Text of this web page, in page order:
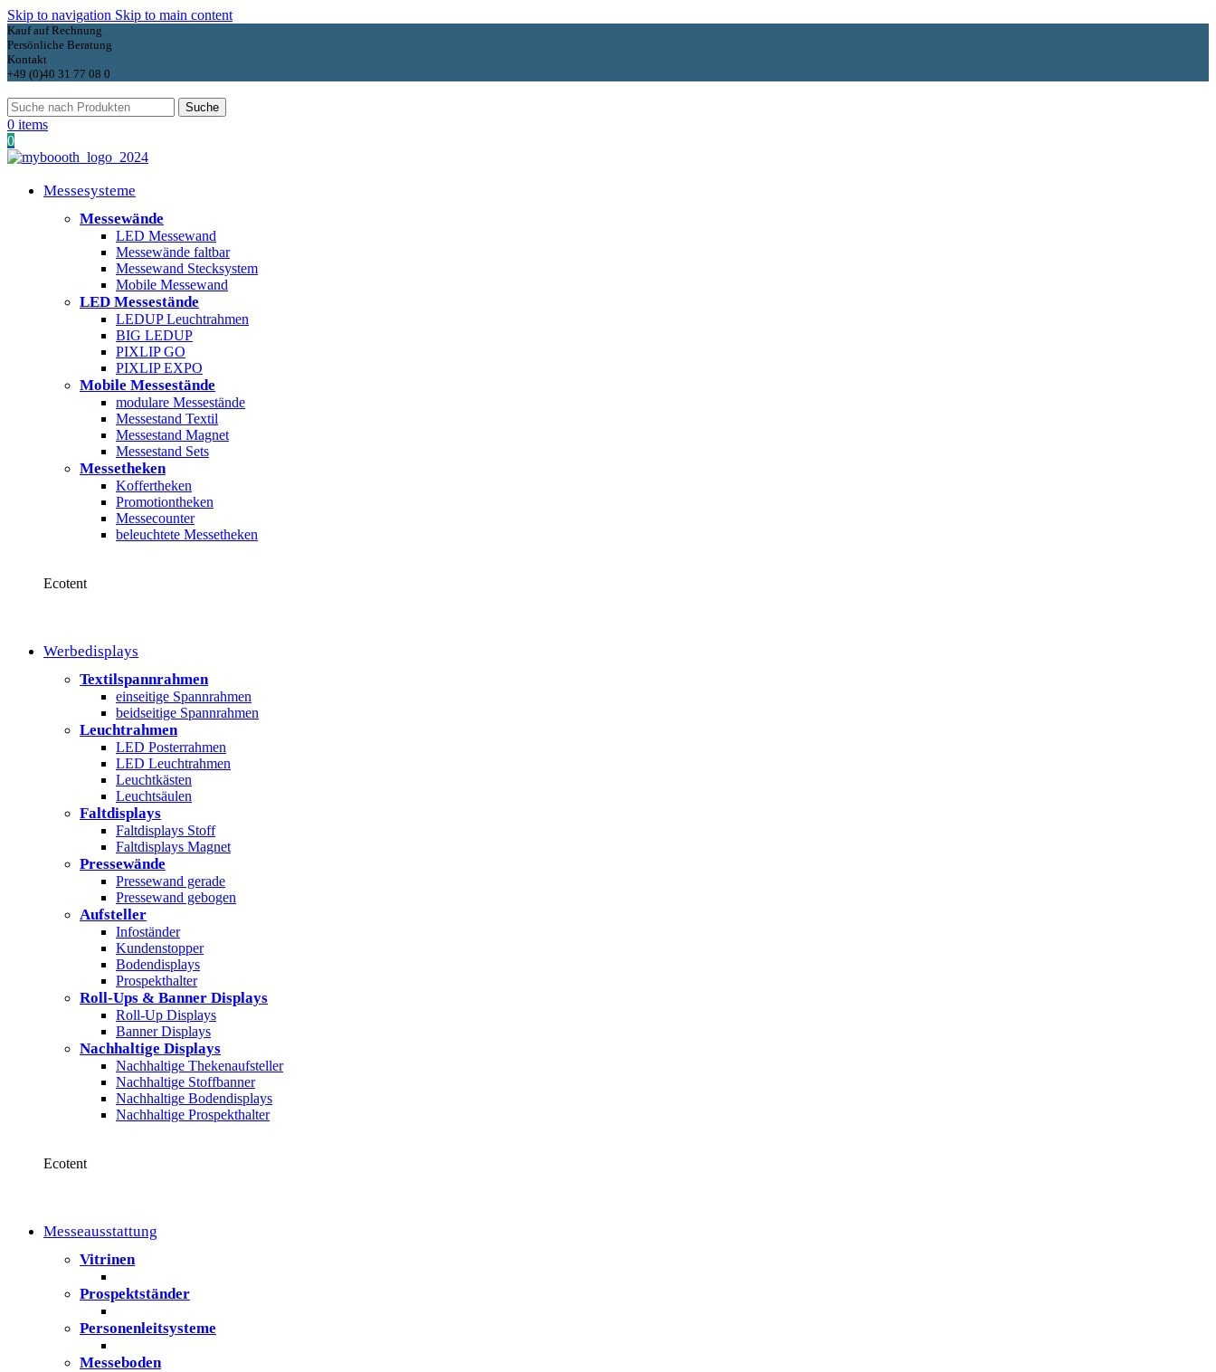
Skip to navigation Skip to main content
Kauf auf Rechnung
Persönliche Beratung
Kontakt
+49 (0)40 31 77 08 0
Suche
0 items
0
Messesysteme
Messewände
LED Messewand
Messewände faltbar
Messewand Stecksystem
Mobile Messewand
LED Messestände
LEDUP Leuchtrahmen
BIG LEDUP
PIXLIP GO
PIXLIP EXPO
Mobile Messestände
modulare Messestände
Messestand Textil
Messestand Magnet
Messestand Sets
Messetheken
Koffertheken
Promotiontheken
Messecounter
beleuchtete Messetheken
Ecotent
Werbedisplays
Textilspannrahmen
einseitige Spannrahmen
beidseitige Spannrahmen
Leuchtrahmen
LED Posterrahmen
LED Leuchtrahmen
Leuchtkästen
Leuchtsäulen
Faltdisplays
Faltdisplays Stoff
Faltdisplays Magnet
Pressewände
Pressewand gerade
Pressewand gebogen
Aufsteller
Infoständer
Kundenstopper
Bodendisplays
Prospekthalter
Roll-Ups & Banner Displays
Roll-Up Displays
Banner Displays
Nachhaltige Displays
Nachhaltige Thekenaufsteller
Nachhaltige Stoffbanner
Nachhaltige Bodendisplays
Nachhaltige Prospekthalter
Ecotent
Messeausstattung
Vitrinen
Prospektständer
Personenleitsysteme
Messeboden